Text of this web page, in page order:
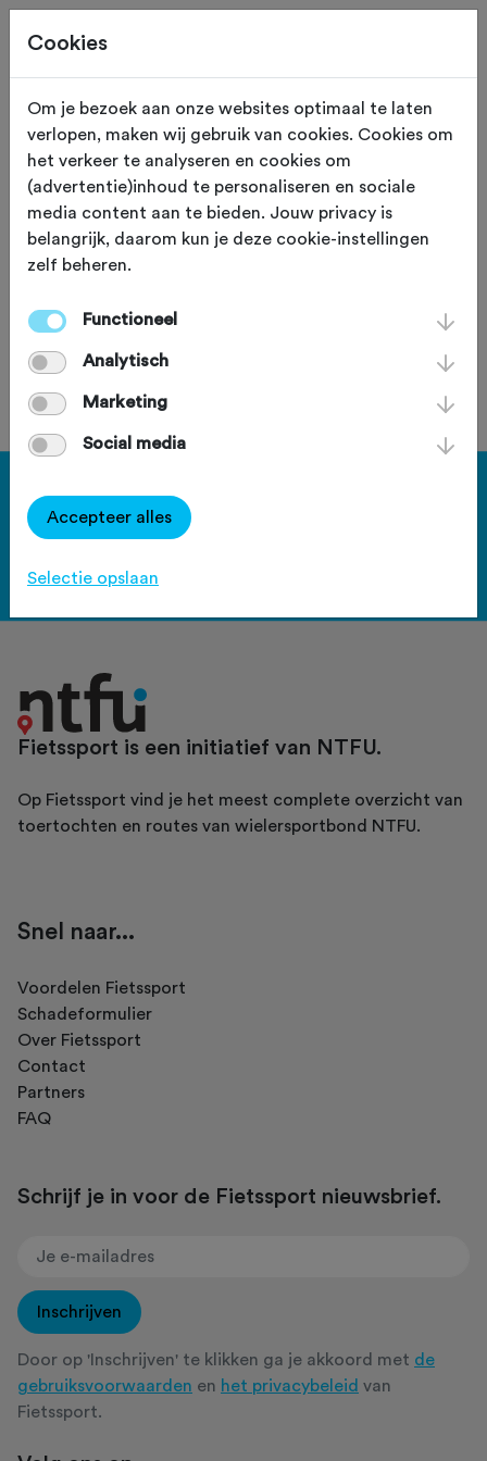
76,6 KM Zoetermeer (Zuid Holland)
rondje-
krimpenerwaard
Haal meer uit Fietssport en ga
voor het PLUS account.
Bekijk de voordelen
Fietssport is een initiatief van NTFU.
Op Fietssport vind je het meest complete overzicht van
toertochten en routes van wielersportbond NTFU.
Snel naar...
Voordelen Fietssport
Schadeformulier
Over Fietssport
Contact
Partners
FAQ
Schrijf je in voor de Fietssport nieuwsbrief.
Inschrijven
Door op 'Inschrijven' te klikken ga je akkoord met de
gebruiksvoorwaarden en het privacybeleid van
Fietssport.
Cookies
Om je bezoek aan onze websites optimaal te laten
verlopen, maken wij gebruik van cookies. Cookies om
het verkeer te analyseren en cookies om
(advertentie)inhoud te personaliseren en sociale
media content aan te bieden. Jouw privacy is
belangrijk, daarom kun je deze cookie-instellingen
zelf beheren.
Functioneel
Analytisch
Marketing
Social media
Accepteer alles
Selectie opslaan